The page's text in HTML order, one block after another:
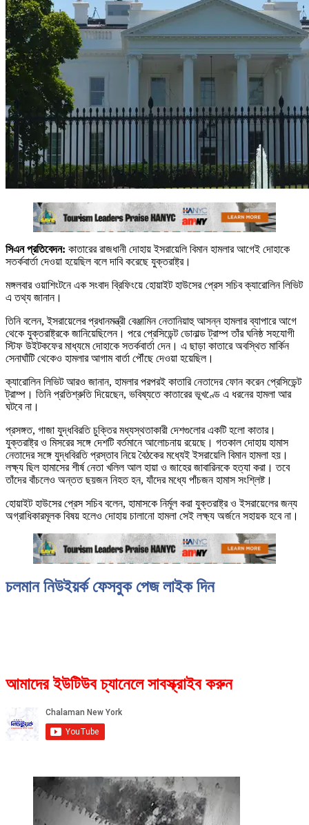
সিএন প্রতিবেদন: কাতারের রাজধানী দোহায় ইসরায়েলি বিমান হামলার আগেই দোহাকে
সতর্কবার্তা দেওয়া হয়েছিল বলে দাবি করেছে যুক্তরাষ্ট্র।
মঙ্গলবার ওয়াশিংটনে এক সংবাদ ব্রিফিংয়ে হোয়াইট হাউসের প্রেস সচিব ক্যারোলিন লিভিট
এ তথ্য জানান।
তিনি বলেন, ইসরায়েলের প্রধানমন্ত্রী বেঞ্জামিন নেতানিয়াহু আসন্ন হামলার ব্যাপারে আগে
থেকে যুক্তরাষ্ট্রকে জানিয়েছিলেন। পরে প্রেসিডেন্ট ডোনাল্ড ট্রাম্প তাঁর ঘনিষ্ঠ সহযোগী
স্টিফ উইটকফের মাধ্যমে দোহাকে সতর্কবার্তা দেন। এ ছাড়া কাতারে অবস্থিত মার্কিন
সেনাঘাঁটি থেকেও হামলার আগাম বার্তা পৌঁছে দেওয়া হয়েছিল।
ক্যারোলিন লিভিট আরও জানান, হামলার পরপরই কাতারি নেতাদের ফোন করেন প্রেসিডেন্ট
ট্রাম্প। তিনি প্রতিশ্রুতি দিয়েছেন, ভবিষ্যতে কাতারের ভূখণ্ডে এ ধরনের হামলা আর
ঘটবে না।
প্রসঙ্গত, গাজা যুদ্ধবিরতি চুক্তির মধ্যস্থতাকারী দেশগুলোর একটি হলো কাতার।
যুক্তরাষ্ট্র ও মিসরের সঙ্গে দেশটি বর্তমানে আলোচনায় রয়েছে। গতকাল দোহায় হামাস
নেতাদের সঙ্গে যুদ্ধবিরতি প্রস্তাব নিয়ে বৈঠকের মধ্যেই ইসরায়েলি বিমান হামলা হয়।
লক্ষ্য ছিল হামাসের শীর্ষ নেতা খলিল আল হায়া ও জাহের জাবারিনকে হত্যা করা। তবে
তাঁদের বাঁচলেও অন্তত ছয়জন নিহত হন, যাঁদের মধ্যে পাঁচজন হামাস সংশ্লিষ্ট।
হোয়াইট হাউসের প্রেস সচিব বলেন, হামাসকে নির্মূল করা যুক্তরাষ্ট্র ও ইসরায়েলের জন্য
অগ্রাধিকারমূলক বিষয় হলেও দোহায় চালানো হামলা সেই লক্ষ্য অর্জনে সহায়ক হবে না।
চলমান নিউইয়র্ক ফেসবুক পেজ লাইক দিন
আমাদের ইউটিউব চ্যানেলে সাবস্ক্রাইব করুন